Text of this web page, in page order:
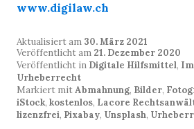
www.digilaw.ch
Aktualisiert am 30. März 2021
Veröffentlicht am 21. Dezember 2020
Veröffentlicht in Digitale Hilfsmittel,
Urheberrecht
Markiert mitAbmahnung, Bilder,
iStock, kostenlos, Lacore
lizenzfrei, Pixabay, Unsplash,